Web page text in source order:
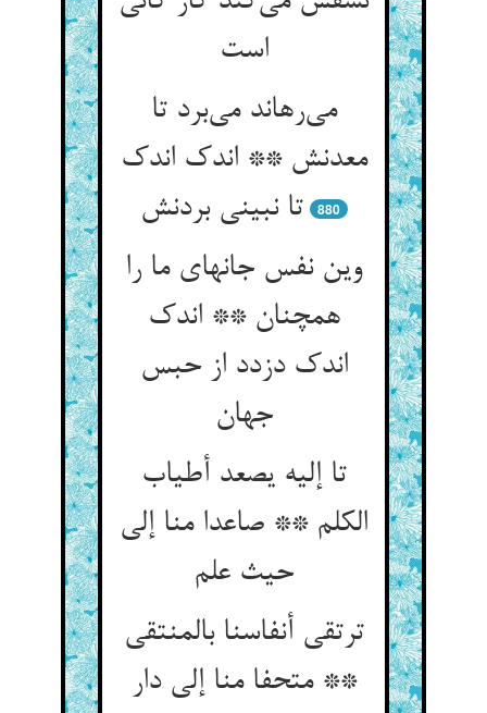
است‌‌
می‌‌رهاند می‌‌برد تا
معدنش ** اندک اندک
تا نبینی بردنش‌‌
880
وین نفس جانهای ما را
همچنان ** اندک
اندک دزدد از حبس
جهان‌‌
تا إلیه یصعد أطیاب
الکلم ** صاعدا منا إلی
ترتقی أنفاسنا بالمنتقی
** متحفا منا إلی دار